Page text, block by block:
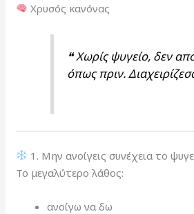
Χρυσός κανόνας
❝ Χωρίς ψυγείο, δεν
όπως πριν.
1. Μην ανοίγεις συνέχεια το
Το μεγαλύτερο λάθος:
ανοίγω να δω